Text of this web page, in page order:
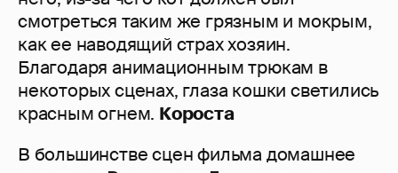
смотреться таким же грязным и мокрым,
как ее наводящий страх хозяин.
Благодаря анимационным трюкам в
некоторых сценах, глаза кошки светились
красным огнем. Короста
В большинстве сцен фильма домашнее